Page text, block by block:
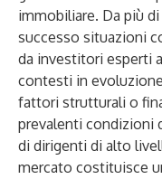
immobiliare. Da più
successo situazioni
da investitori esperti
contesti in
fattori strutturali o
prevalenti condizioni
di dirigenti di alto
mercato costituisce